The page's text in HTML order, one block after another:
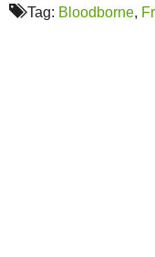
Tag: Bloodborne,